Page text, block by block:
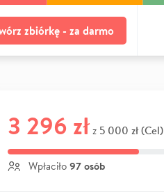
zbiórkę - za darmo
3 296 zł z 5 000 zł (Cel)
Wpłaciło 97 osób